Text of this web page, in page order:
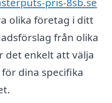
olika företag i ditt
från olika
det enkelt att välja
dina specifika